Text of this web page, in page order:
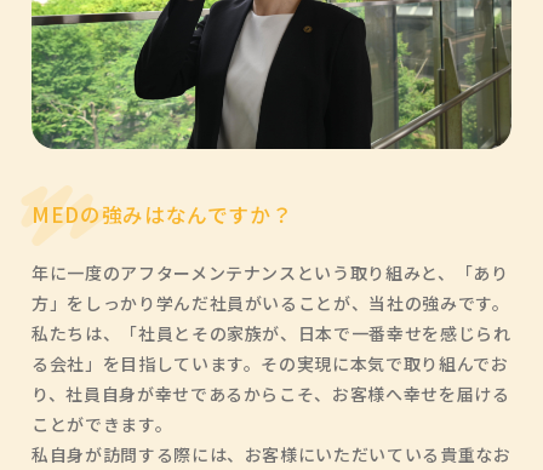
MEDの強みはなんですか？
年に一度のアフターメンテナンスという取り組みと、「あり
方」をしっかり学んだ社員がいることが、当社の強みです。
私たちは、「社員とその家族が、日本で一番幸せを感じられ
る会社」を目指しています。その実現に本気で取り組んでお
り、社員自身が幸せであるからこそ、お客様へ幸せを届ける
ことができます。
私自身が訪問する際には、お客様にいただいている貴重なお